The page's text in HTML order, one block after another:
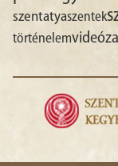
szentatyaszentek
történelemvideó